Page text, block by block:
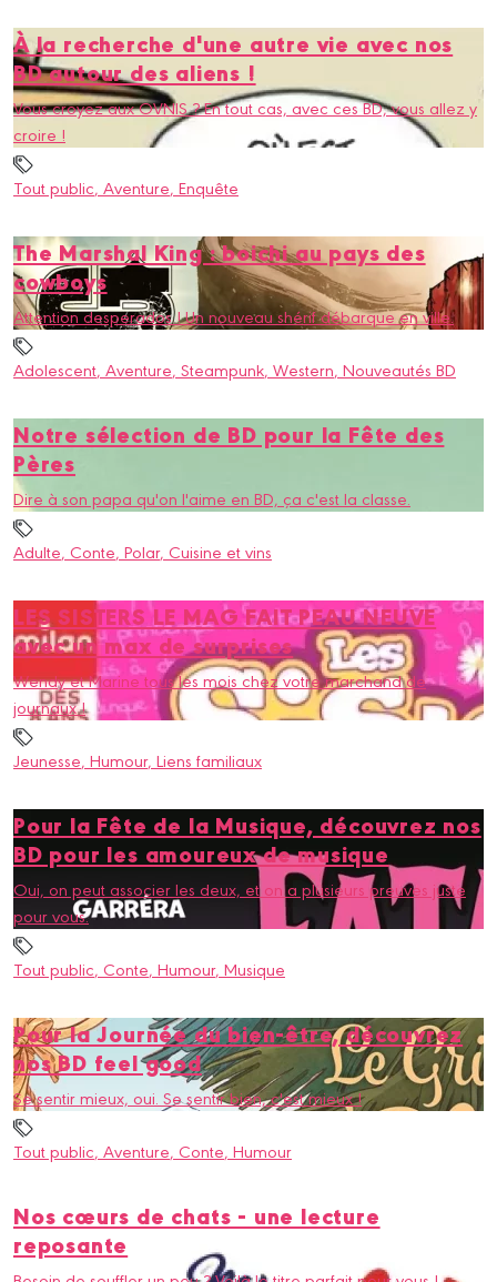
À la recherche d'une autre vie avec nos
BD autour des aliens !
Vous croyez aux OVNIS ? En tout cas, avec ces BD, vous allez y
croire !
Tout public, Aventure, Enquête
The Marshal King : boichi au pays des
cowboys
Attention desperados ! Un nouveau shérif débarque en ville.
Adolescent, Aventure, Steampunk, Western, Nouveautés BD
Notre sélection de BD pour la Fête des
Pères
Dire à son papa qu'on l'aime en BD, ça c'est la classe.
Adulte, Conte, Polar, Cuisine et vins
LES SISTERS LE MAG FAIT PEAU NEUVE
avec un max de surprises
Wendy et Marine tous les mois chez votre marchand de
journaux !
Jeunesse, Humour, Liens familiaux
Pour la Fête de la Musique, découvrez nos
BD pour les amoureux de musique
Oui, on peut associer les deux, et on a plusieurs preuves juste
pour vous.
Tout public, Conte, Humour, Musique
Pour la Journée du bien-être, découvrez
nos BD feel good
Se sentir mieux, oui. Se sentir bien, c'est mieux !
Tout public, Aventure, Conte, Humour
Nos cœurs de chats - une lecture
reposante